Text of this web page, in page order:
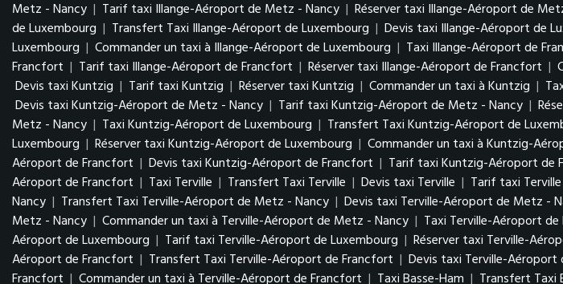
Metz - Nancy | Tarif taxi Illange-Aéroport de Metz - Nancy | Réserver taxi Illange-Aéroport de
de Luxembourg | Transfert Taxi Illange-Aéroport de Luxembourg | Devis taxi Illange-Aéroport de
Luxembourg | Commander un taxi à Illange-Aéroport de Luxembourg | Taxi Illange-Aéroport de
Francfort | Tarif taxi Illange-Aéroport de Francfort | Réserver taxi Illange-Aéroport de Francfort |
Devis taxi Kuntzig | Tarif taxi Kuntzig | Réserver taxi Kuntzig | Commander un taxi à Kuntzig |
Devis taxi Kuntzig-Aéroport de Metz - Nancy | Tarif taxi Kuntzig-Aéroport de Metz - Nancy |
Metz - Nancy | Taxi Kuntzig-Aéroport de Luxembourg | Transfert Taxi Kuntzig-Aéroport de
Luxembourg | Réserver taxi Kuntzig-Aéroport de Luxembourg | Commander un taxi à Kuntzig-
Aéroport de Francfort | Devis taxi Kuntzig-Aéroport de Francfort | Tarif taxi Kuntzig-Aéroport de
Aéroport de Francfort | Taxi Terville | Transfert Taxi Terville | Devis taxi Terville | Tarif taxi Terville
Nancy | Transfert Taxi Terville-Aéroport de Metz - Nancy | Devis taxi Terville-Aéroport de Metz -
Metz - Nancy | Commander un taxi à Terville-Aéroport de Metz - Nancy | Taxi Terville-Aéroport
Aéroport de Luxembourg | Tarif taxi Terville-Aéroport de Luxembourg | Réserver taxi Terville-
Aéroport de Francfort | Transfert Taxi Terville-Aéroport de Francfort | Devis taxi Terville-Aéroport
Francfort | Commander un taxi à Terville-Aéroport de Francfort | Taxi Basse-Ham | Transfert Taxi